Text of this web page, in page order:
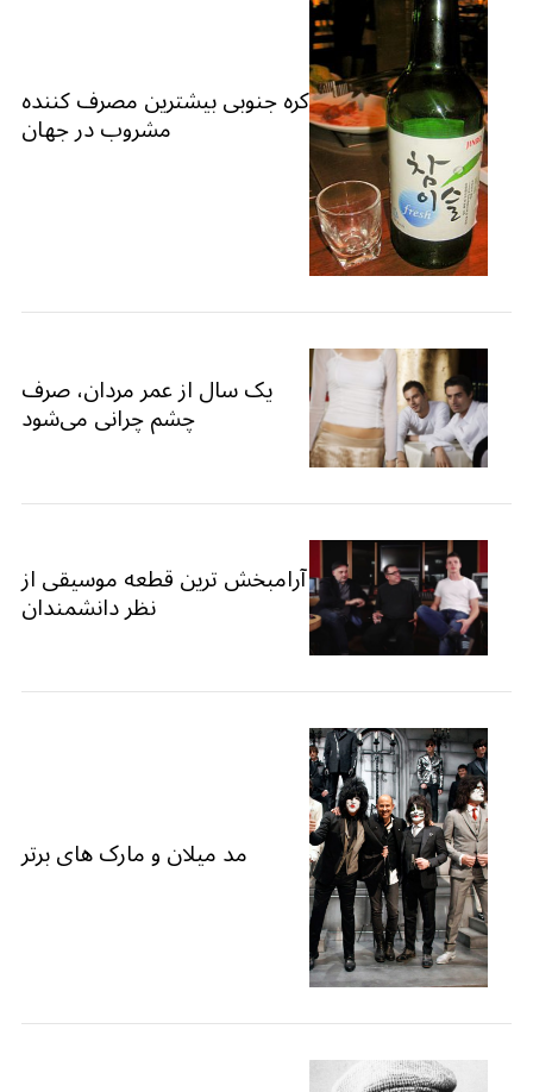
کره جنوبی بیشترین مصرف کننده
مشروب در جهان
یک سال از عمر مردان، صرف
چشم چرانی می‌شود
آرامبخش ترین قطعه موسیقی از
نظر دانشمندان
مد میلان و مارک های برتر